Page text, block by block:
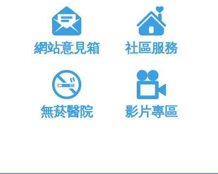
網站意見箱 社區服務
無菸醫院 影片專區